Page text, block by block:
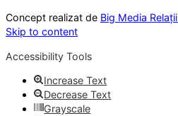
Concept realizat de Big Media
Skip to content
Accessibility Tools
Increase Text
Decrease Text
Grayscale